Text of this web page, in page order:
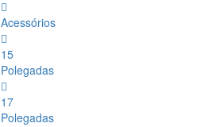
Acessórios
15
Polegadas
17
Polegadas